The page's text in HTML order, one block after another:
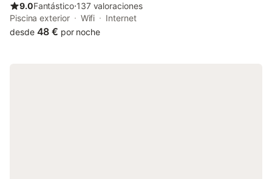
9.0Fantástico⋅137 valoraciones
Piscina exterior
Wifi
Internet
desde 48 € por noche